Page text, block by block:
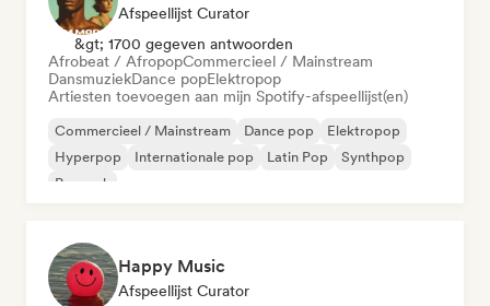
Afspeellijst Curator
&gt; 1700 gegeven antwoorden
Afrobeat / AfropopCommercieel / Mainstream
DansmuziekDance popElektropop
Artiesten toevoegen aan mijn Spotify-afspeellijst(en)
Commercieel / Mainstream Dance pop
Elektropop
Hyperpop
Internationale pop Latin Pop
Synthpop
Poprock
Happy Music
Afspeellijst Curator